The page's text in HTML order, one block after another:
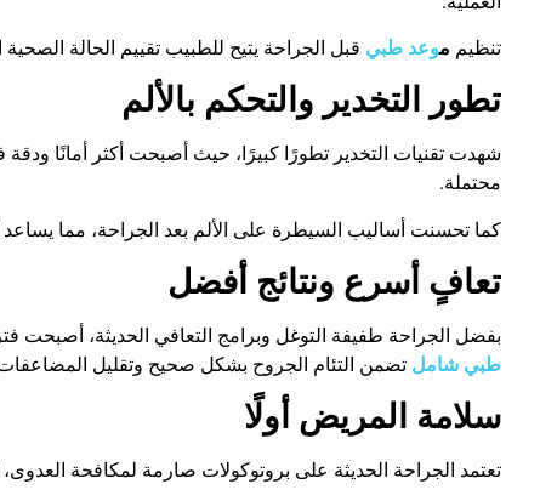
تنظيم موعد طبي قبل الجراحة يتيح للطبيب تقييم الحالة
تطور التخدير والتحكم بالألم
شهدت تقنيات التخدير تطورًا كبيرًا، حيث أصبحت أكثر أمانًا
محتملة.
كما تحسنت أساليب السيطرة على الألم بعد الجراحة، مما
تعافٍ أسرع ونتائج أفضل
بفضل الجراحة طفيفة التوغل وبرامج التعافي الحديثة، أصبحت
طبي شامل تضمن التئام الجروح بشكل صحيح وتقليل
سلامة المريض أولًا
تعتمد الجراحة الحديثة على بروتوكولات صارمة لمكافحة